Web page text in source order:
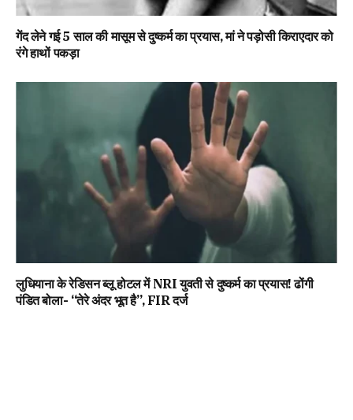
गेंद लेने गई 5 साल की मासूम से दुष्कर्म का प्रयास, मां ने पड़ोसी किराएदार को
रंगे हाथों पकड़ा
लुधियाना के रेडिसन ब्लू होटल में NRI युवती से दुष्कर्म का प्रयास! ढोंगी
पंडित बोला- “तेरे अंदर भूत है”, FIR दर्ज